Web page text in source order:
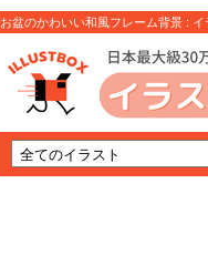
お盆のかわいい和風フレーム背景 :